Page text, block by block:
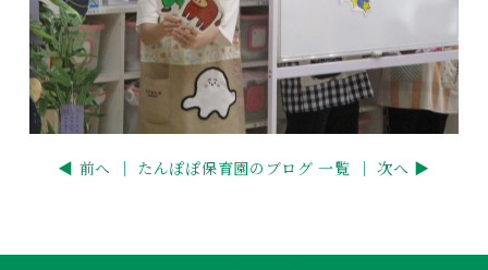
◀ 前へ ｜ たんぽぽ保育園のブログ 一覧 ｜ 次へ ▶